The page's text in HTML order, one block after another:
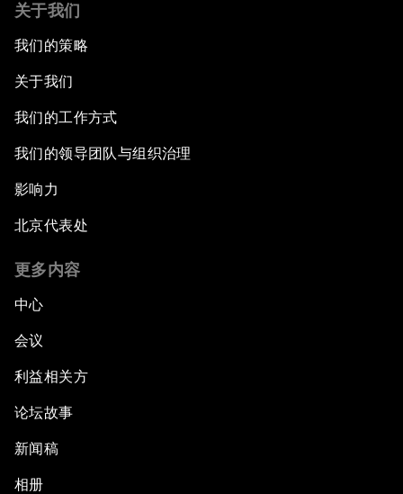
关于我们
我们的策略
关于我们
我们的工作方式
我们的领导团队与组织治理
影响力
北京代表处
更多内容
中心
会议
利益相关方
论坛故事
新闻稿
相册